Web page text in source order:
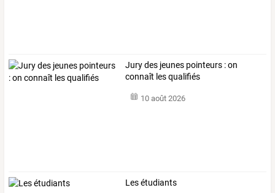
Jury des jeunes pointeurs : on
connaît les qualifiés
10 août 2026
Les étudiants